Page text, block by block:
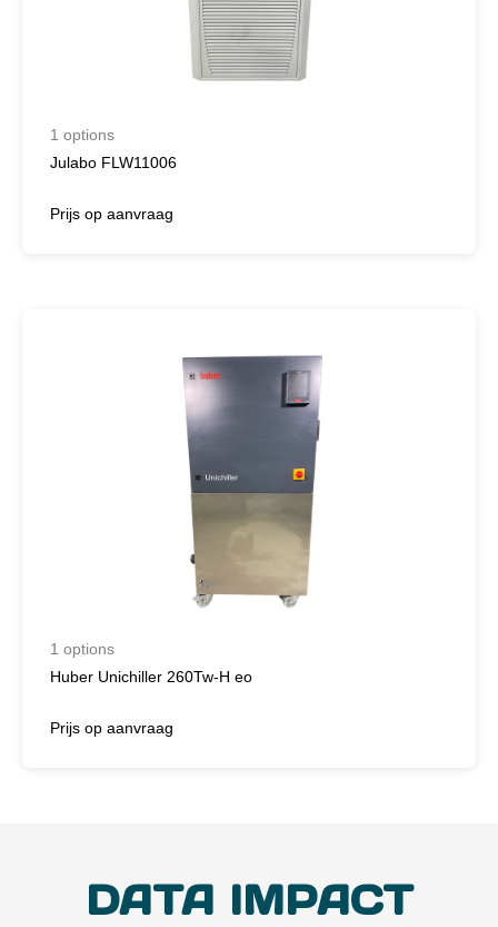
1 options
Julabo FLW11006
Prijs op aanvraag
1 options
Huber Unichiller 260Tw-H eo
Prijs op aanvraag
DATA IMPACT